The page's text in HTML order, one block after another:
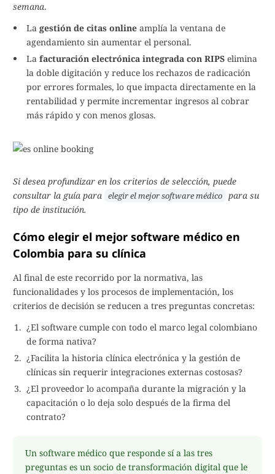
semana.
La gestión de citas online amplía la ventana de
agendamiento sin aumentar el personal.
La facturación electrónica integrada con RIPS elimina
la doble digitación y reduce los rechazos de radicación
por errores formales, lo que impacta directamente en la
rentabilidad y permite incrementar ingresos al cobrar
más rápido y con menos glosas.
Si desea profundizar en los criterios de selección, puede
consultar la guía para elegir el mejor software médico para su
tipo de institución.
Cómo elegir el mejor software médico en
Colombia para su clínica
Al final de este recorrido por la normativa, las
funcionalidades y los procesos de implementación, los
criterios de decisión se reducen a tres preguntas concretas:
¿El software cumple con todo el marco legal colombiano
de forma nativa?
¿Facilita la historia clínica electrónica y la gestión de
clínicas sin requerir integraciones externas costosas?
¿El proveedor lo acompaña durante la migración y la
capacitación o lo deja solo después de la firma del
contrato?
Un software médico que responde sí a las tres
preguntas es un socio de transformación digital que le